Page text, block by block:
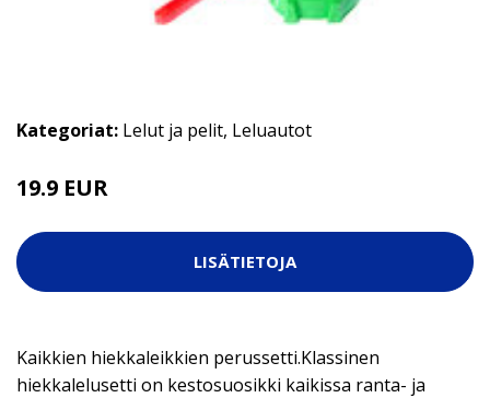
Kategoriat: Lelut ja pelit, Leluautot
19.9 EUR
LISÄTIETOJA
Kaikkien hiekkaleikkien perussetti.Klassinen
hiekkalelusetti on kestosuosikki kaikissa ranta- ja